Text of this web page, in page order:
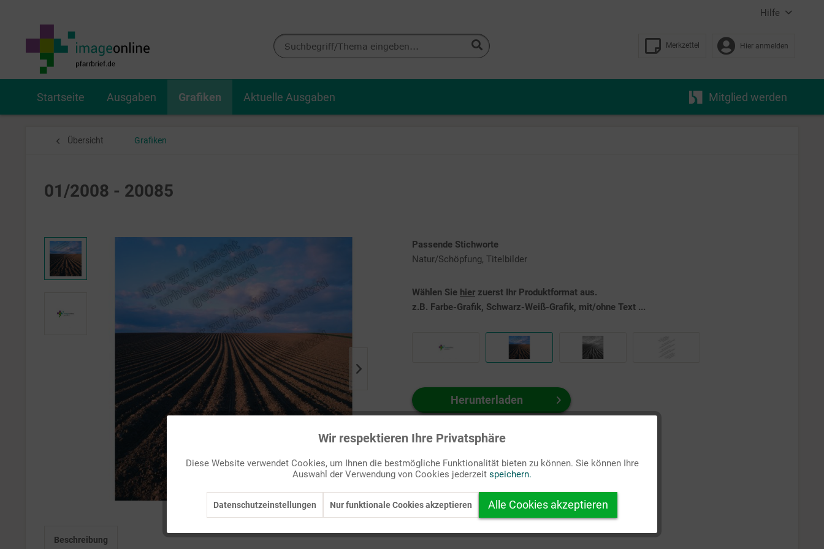
Hilfe
Merkzettel Hier anmelden
Startseite Ausgaben Grafiken Aktuelle Ausgaben Mitglied werden
Übersicht Grafiken
01/2008 - 20085
Passende Stichworte
Natur/Schöpfung, Titelbilder
Wählen Sie hier zuerst Ihr Produktformat aus.
z.B. Farbe-Grafik, Schwarz-Weiß-Grafik, mit/ohne Text ...
Herunterladen
Beschreibung
Inaktiv
Wir respektieren Ihre Privatsphäre
Diese Website verwendet Cookies, um Ihnen die bestmögliche Funktionalität bieten zu können. Sie können Ihre
Auswahl der Verwendung von Cookies jederzeit speichern.
Datenschutzeinstellungen Nur funktionale Cookies akzeptieren Alle Cookies akzeptieren